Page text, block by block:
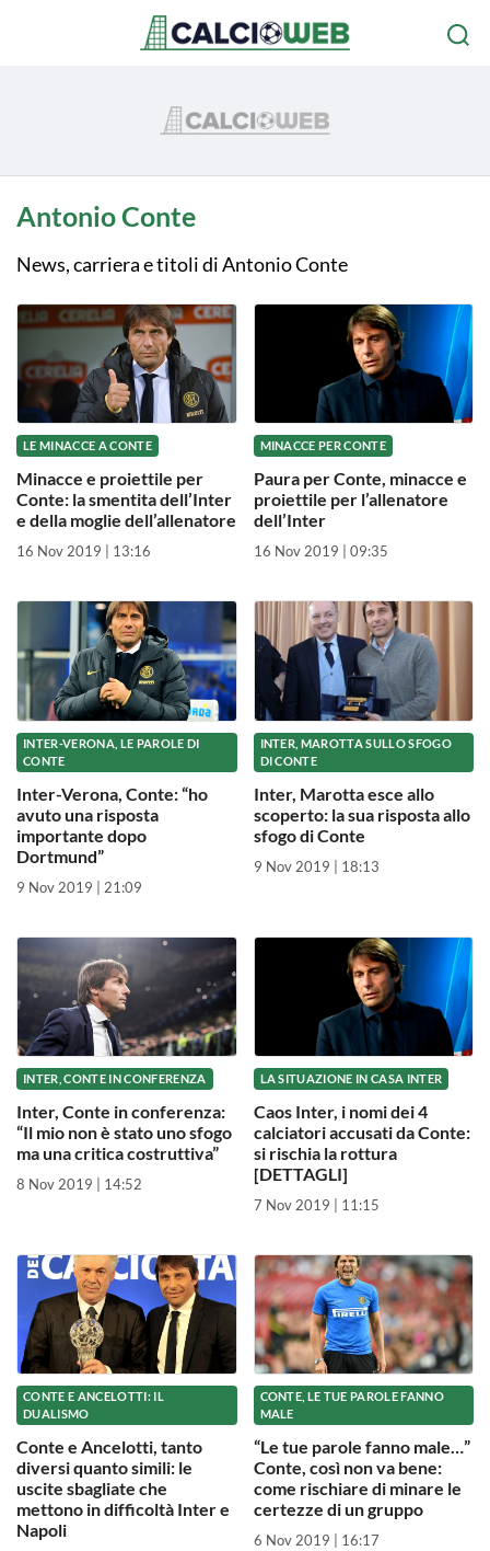
Antonio Conte
News, carriera e titoli di Antonio Conte
LE MINACCE A CONTE
Minacce e proiettile per
Conte: la smentita dell’Inter
e della moglie dell’allenatore
16 Nov 2019 | 13:16
MINACCE PER CONTE
Paura per Conte, minacce e
proiettile per l’allenatore
dell’Inter
16 Nov 2019 | 09:35
INTER-VERONA, LE PAROLE DI
CONTE
Inter-Verona, Conte: “ho
avuto una risposta
importante dopo
Dortmund”
9 Nov 2019 | 21:09
INTER, MAROTTA SULLO SFOGO
DI CONTE
Inter, Marotta esce allo
scoperto: la sua risposta allo
sfogo di Conte
9 Nov 2019 | 18:13
INTER, CONTE IN CONFERENZA
Inter, Conte in conferenza:
“Il mio non è stato uno sfogo
ma una critica costruttiva”
8 Nov 2019 | 14:52
LA SITUAZIONE IN CASA INTER
Caos Inter, i nomi dei 4
calciatori accusati da Conte:
si rischia la rottura
[DETTAGLI]
7 Nov 2019 | 11:15
CONTE E ANCELOTTI: IL
DUALISMO
Conte e Ancelotti, tanto
diversi quanto simili: le
uscite sbagliate che
mettono in difficoltà Inter e
Napoli
CONTE, LE TUE PAROLE FANNO
MALE
“Le tue parole fanno male…”
Conte, così non va bene:
come rischiare di minare le
certezze di un gruppo
6 Nov 2019 | 16:17